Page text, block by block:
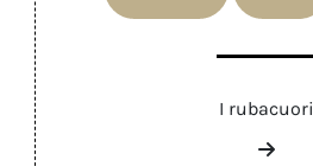
I rubacuori